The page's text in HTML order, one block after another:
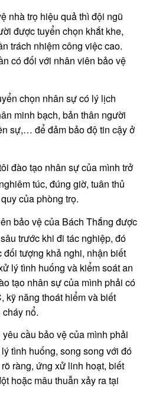
nhà trọ hiệu quả thì đội ngũ
được tuyển chọn khắt khe,
trách nhiệm công việc cao.
có đối với nhân viên bảo vệ
chọn nhân sự có lý lịch
minh bạch, bản thân người
sự,… để đảm bảo độ tin cậy ở
đào tạo nhân sự của mình trở
túc, đúng giờ, tuân thủ
của phòng trọ.
bảo vệ của Bách Thắng được
trước khi đi tác nghiệp, đó
tượng khả nghi, nhận biết
lý tình huống và kiểm soát an
tạo nhân sự của mình phải có
kỹ năng thoát hiểm và biết
nổ.
cầu bảo vệ của mình phải
tình huống, song song với đó
ràng, ứng xử linh hoạt, biết
hoặc mâu thuẫn xảy ra tại